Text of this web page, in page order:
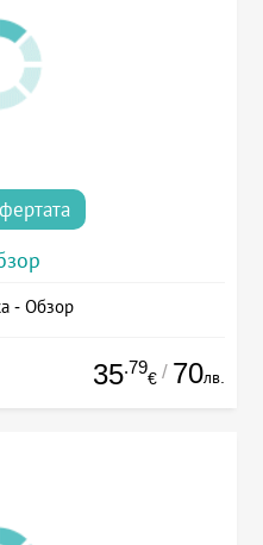
- Обзор
35.79
€ / 70лв.